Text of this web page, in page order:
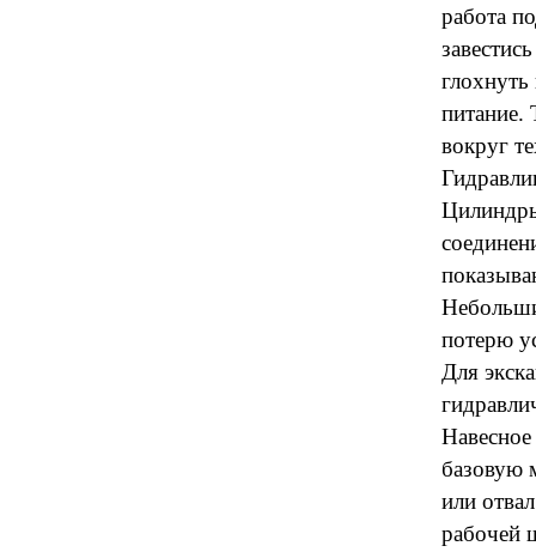
работа
питание.
вокруг
потерю
Для
базовую
или
рабочей